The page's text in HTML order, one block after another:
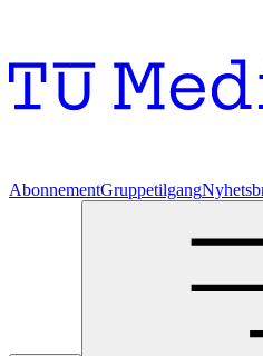
AbonnementGruppetilgang